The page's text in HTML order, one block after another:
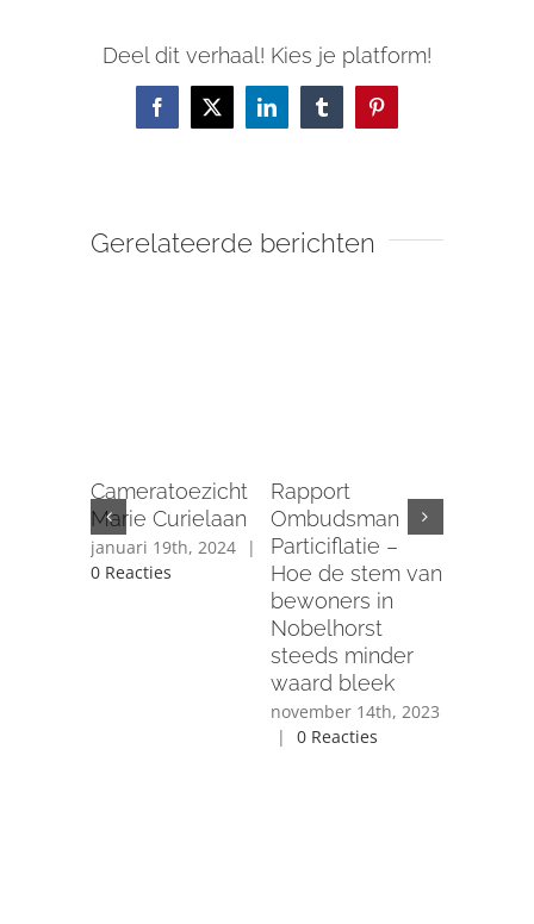
Deel dit verhaal! Kies je platform!
Facebook
X LinkedInTumblrPinterest
Gerelateerde berichten
Cameratoezicht
Marie Curielaan
januari 19th, 2024
|
0 Reacties
Rapport
Ombudsman
Particiflatie –
Hoe de stem van
bewoners in
Nobelhorst
steeds minder
waard bleek
november 14th, 2023
|
0 Reacties